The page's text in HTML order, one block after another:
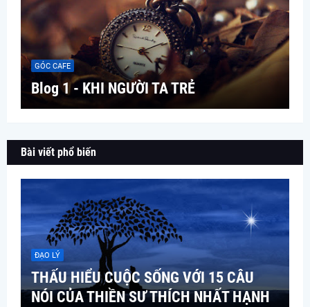
GÓC CAFE
Blog 1 - KHI NGƯỜI TA TRẺ
Bài viết phổ biến
ĐẠO LÝ
THẤU HIỂU CUỘC SỐNG VỚI 15 CÂU
NÓI CỦA THIỀN SƯ THÍCH NHẤT HẠNH